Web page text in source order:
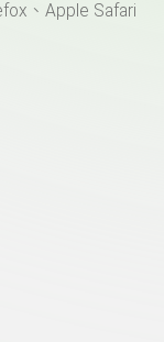
、Apple Safari